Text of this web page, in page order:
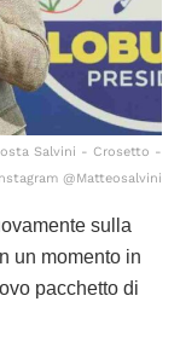
Salvini - Crosetto -
@Matteosalvini
sulla
un momento in
pacchetto di